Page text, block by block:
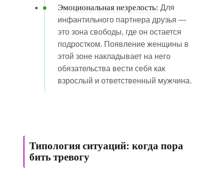
Эмоциональная незрелость: Для
инфантильного партнера друзья —
это зона свободы, где он остается
подростком. Появление женщины в
этой зоне накладывает на него
обязательства вести себя как
взрослый и ответственный мужчина.
Типология ситуаций: когда пора
бить тревогу